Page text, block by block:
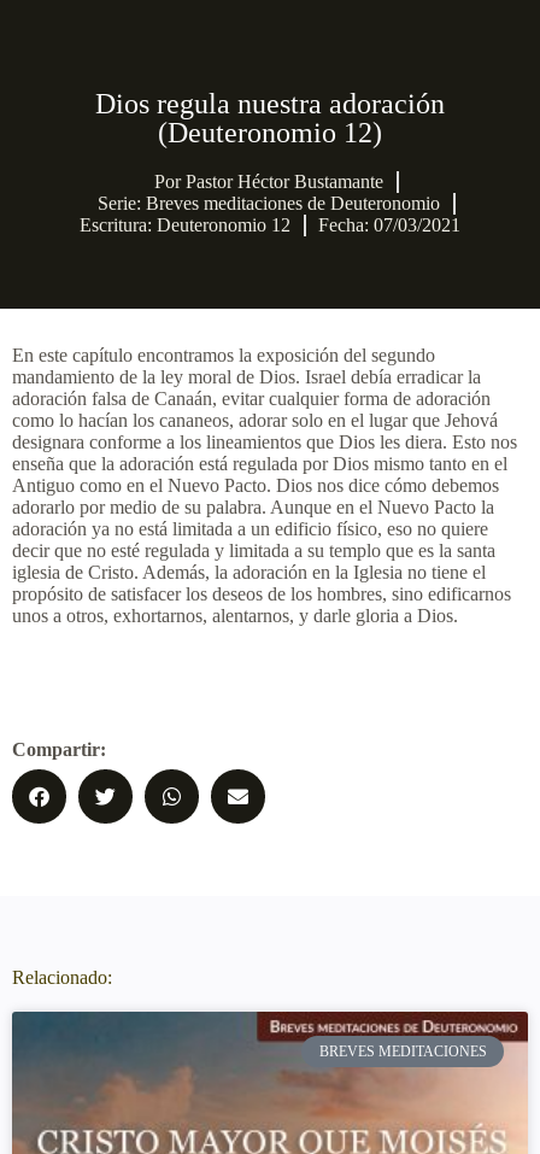
Dios regula nuestra adoración
(Deuteronomio 12)
PorPastor Héctor Bustamante
Serie: Breves meditaciones de Deuteronomio
Escritura: Deuteronomio 12
Fecha: 07/03/2021
En este capítulo encontramos la exposición del segundo
mandamiento de la ley moral de Dios. Israel debía erradicar la
adoración falsa de Canaán, evitar cualquier forma de adoración
como lo hacían los cananeos, adorar solo en el lugar que Jehová
designara conforme a los lineamientos que Dios les diera. Esto nos
enseña que la adoración está regulada por Dios mismo tanto en el
Antiguo como en el Nuevo Pacto. Dios nos dice cómo debemos
adorarlo por medio de su palabra. Aunque en el Nuevo Pacto la
adoración ya no está limitada a un edificio físico, eso no quiere
decir que no esté regulada y limitada a su templo que es la santa
iglesia de Cristo. Además, la adoración en la Iglesia no tiene el
propósito de satisfacer los deseos de los hombres, sino edificarnos
unos a otros, exhortarnos, alentarnos, y darle gloria a Dios.
Compartir:
Relacionado:
BREVES MEDITACIONES